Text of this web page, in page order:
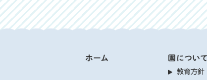
ホーム 園について
教育方針